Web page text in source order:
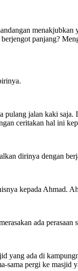
panjang?
jalan kaki
ceritakan hal ini
dirinya dengan
kepada Ahmad.
ada
yang ada di
sama pergi ke masjid